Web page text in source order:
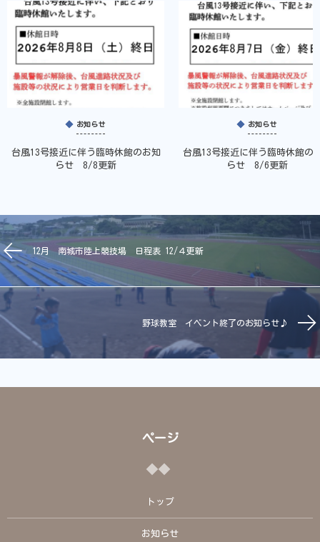
お知らせ
台風13号接近に伴う臨時休館のお知
らせ 8/8更新
お知らせ
台風13号接近に伴う臨時休館の
らせ 8/6更新
12月 南城市陸上競技場 日程表 12/４更新
野球教室 イベント終了のお知らせ♪
ページ
トップ
お知らせ